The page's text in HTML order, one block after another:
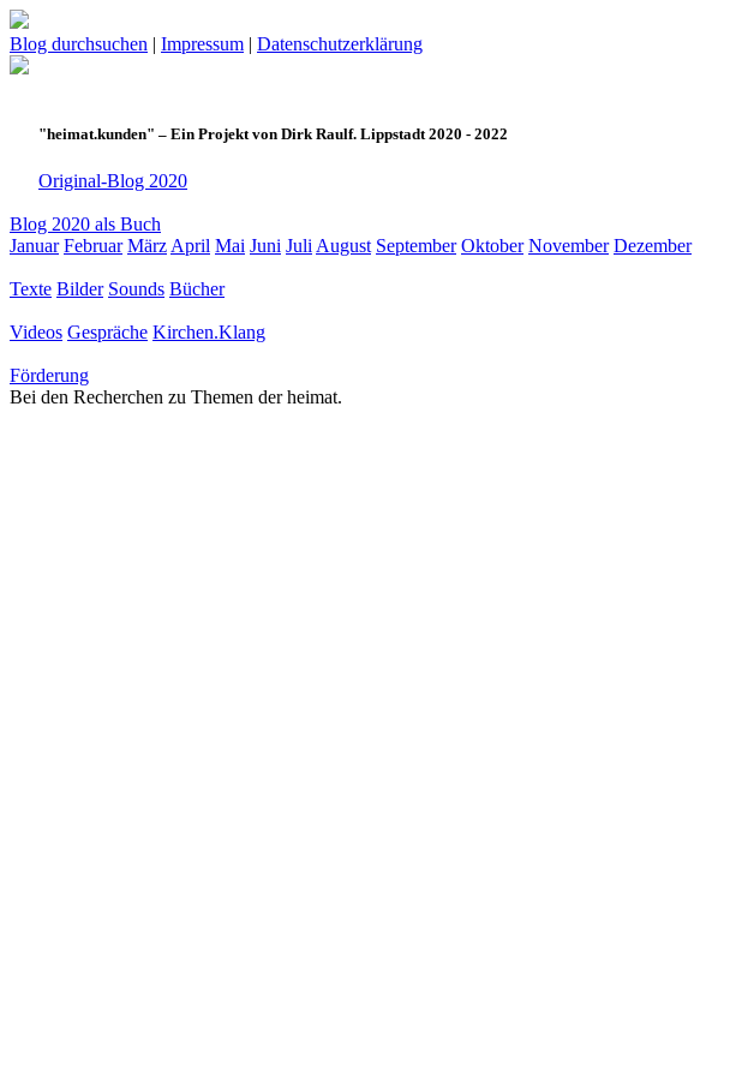
Blog durchsuchen | Impressum | Datenschutzerklärung
"heimat.kunden" – Ein Projekt von Dirk Raulf. Lippstadt 2020 - 2022
Original-Blog 2020
Blog 2020 als Buch
Januar Februar März April Mai Juni Juli August September Oktober November Dezember
Texte Bilder Sounds Bücher
Videos Gespräche Kirchen.Klang
Förderung
Bei den Recherchen zu Themen der heimat.